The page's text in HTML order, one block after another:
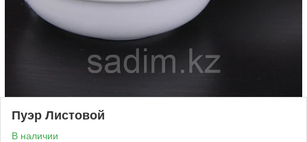
Пуэр Листовой
В наличии